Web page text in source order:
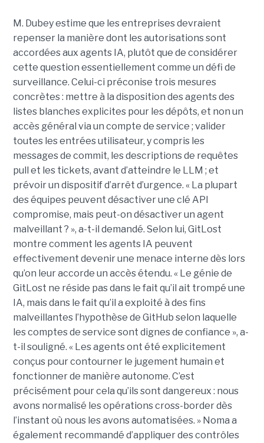
M. Dubey estime que les entreprises devraient
repenser la manière dont les autorisations sont
accordées aux agents IA, plutôt que de considérer
cette question essentiellement comme un défi de
surveillance. Celui-ci préconise trois mesures
concrètes : mettre à la disposition des agents des
listes blanches explicites pour les dépôts, et non un
accès général via un compte de service ; valider
toutes les entrées utilisateur, y compris les
messages de commit, les descriptions de requêtes
pull et les tickets, avant d’atteindre le LLM ; et
prévoir un dispositif d’arrêt d’urgence. « La plupart
des équipes peuvent désactiver une clé API
compromise, mais peut-on désactiver un agent
malveillant ? », a-t-il demandé. Selon lui, GitLost
montre comment les agents IA peuvent
effectivement devenir une menace interne dès lors
qu’on leur accorde un accès étendu. « Le génie de
GitLost ne réside pas dans le fait qu’il ait trompé une
IA, mais dans le fait qu’il a exploité à des fins
malveillantes l’hypothèse de GitHub selon laquelle
les comptes de service sont dignes de confiance », a-
t-il souligné. « Les agents ont été explicitement
conçus pour contourner le jugement humain et
fonctionner de manière autonome. C’est
précisément pour cela qu’ils sont dangereux : nous
avons normalisé les opérations cross-border dès
l’instant où nous les avons automatisées. » Noma a
également recommandé d’appliquer des contrôles